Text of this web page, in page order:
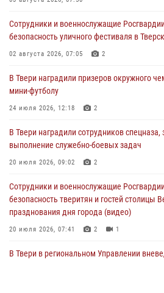
27 июля 2026, 08:29
В Твери наградили призеров окружного
мини-футболу
24 июля 2026, 12:18 2
Росгвардейцы оказали помощь водителю
22 июля 2026, 08:35
Представители Росгвардии провели
мероприятие для воспитанников летнего
(видео)
Сотрудники и военнослужащие
безопасность уличного фестиваля в
02 августа 2026, 07:05 2
В Твери наградили призеров окружного
мини-футболу
24 июля 2026, 12:18 2
В Твери наградили сотрудников
выполнение служебно-боевых задач
20 июля 2026, 09:02 2
Сотрудники и военнослужащие
безопасность тверитян и гостей столицы
празднования дня города (видео)
20 июля 2026, 07:41 2 1
В Твери в региональном Управлении